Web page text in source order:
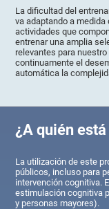
La dificultad del
va adaptando a medida
actividades que
entrenar una amplia
relevantes para
continuamente el
automática la
¿A quién
La utilización de este
públicos, incluso para
intervención cognitiva.
estimulación cognitiva
y personas mayores).